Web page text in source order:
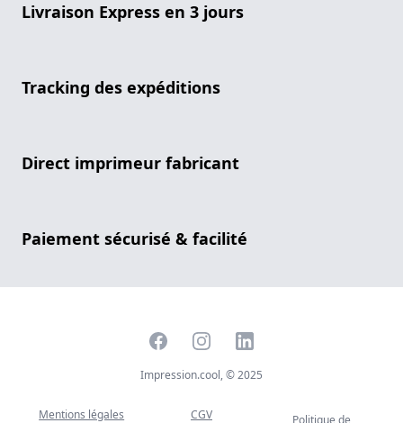
Livraison Express en 3 jours
Tracking des expéditions
Direct imprimeur fabricant
Paiement sécurisé & facilité
FacebookInstagramLinkedIn
Impression.cool, © 2025
Mentions légales CGV Politique de